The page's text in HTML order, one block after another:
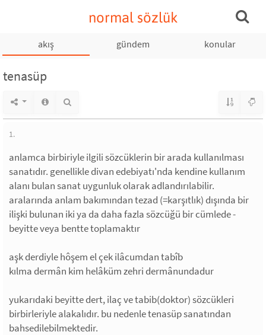
normal sözlük
akış gündem konular
tenasüp
1.
anlamca birbiriyle ilgili sözcüklerin bir arada kullanılması
sanatıdır. genellikle divan edebiyatı'nda kendine kullanım
alanı bulan sanat uygunluk olarak adlandırılabilir.
aralarında anlam bakımından tezad (=karşıtlık) dışında bir
ilişki bulunan iki ya da daha fazla sözcüğü bir cümlede -
beyitte veya bentte toplamaktır
aşk derdiyle hôşem el çek ilâcumdan tabîb
kılma dermân kim helâküm zehri dermânundadur
yukarıdaki beyitte dert, ilaç ve tabib(doktor) sözcükleri
birbirleriyle alakalıdır. bu nedenle tenasüp sanatından
bahsedilebilmektedir.